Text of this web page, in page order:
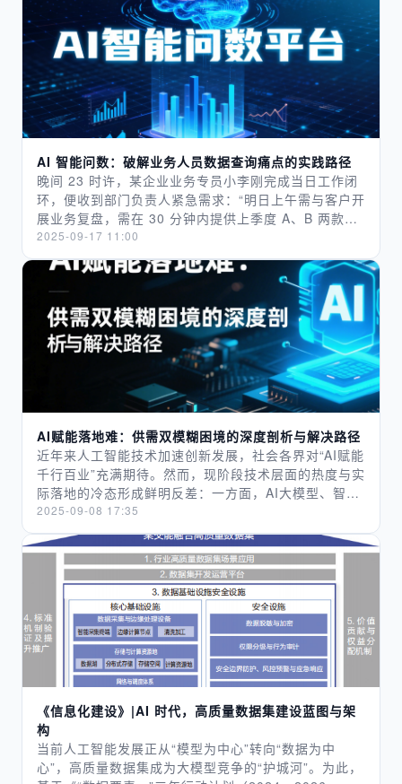
从热捧到遇冷的轨迹。为什么曾经被寄予厚望的 AI 问
数，也渐渐提不起老板们的兴趣？是技术本身不行，还
是企业对它的期待与现实脱了节？我们不妨顺着当初分
析 “数据治理遇冷” 的思路，看看 AI 问数背后的困境与
转机。​ 01 听腻的 “便利” 故事，撑不起真实需求​ “不用
技术人员帮忙，自己就能查数据”“不用等报表，实时出
结果”—— 这些关于 AI 问数的 “便利” 故事，和当年
了陈词滥调。​更让老板们失望的是，不少企业花了钱引
入 AI 问数系统后，发现现实远不如宣传：业务人员确
实不用写 SQL 了，但 “怎么问才能得到准确结果” 又成
了新难题 —— 问得太笼统，系统答非所问；问得太具
体，又和写代码一样繁琐；好不容易查到数据，要么格
式混乱看不懂，要么和其他部门的数据对不上，最后还
是得找技术人员兜底。​就像当年企业花大价钱做数据治
理，结果数据依旧杂乱一样，AI 问数的 “便利” 停留在
了口头上，没解决企业真正的用数痛点。老板们听多了
“画饼”，自然对这套说辞没了兴趣。​ 02 算不清的价值
账，成了立项拦路虎​ 和数据治理面临的 “ROI 迷雾” 一
样，AI 问数也躲不开 “价值量化” 的难题。老板们愿意
花钱，但得知道花出去的钱能带来什么具体回报。​可实
际情况是，企业引入 AI 问数后，很难说清它到底创造
了多少价值：财务依旧用 Excel 做核算，因为 AI 问数
导出的数据还得手动调整；运营分析指标，还是会因为
部门口径不一产生争议，AI 问数没能统一标准；原本期
待它能加速决策，结果业务人员还是得反复确认数据准
确性，决策周期没缩短多少。​在 “降本增效” 成了企业
—— 比如 “每月减少多少技术支持工时”“帮助业务部门
多创造多少营收”，老板们自然不愿轻易点头立项，预算
申请也屡屡卡在 “说不清楚价值” 这一关。​ 03 新技术分
流注意力，AI 问数失了 “新鲜感”​ 就像当年 AI 兴起让
数据治理失宠一样，如今生成式 AI、AI Agent 等新技
术的火热，也分走了老板们对 AI 问数的关注。​相比 AI
问数 “只能查数据、做基础分析” 的定位，新技术的故
事显然更吸引人：“AI 能自动写文案、做设计，直接减
几倍”—— 这些说法听起来更 “颠覆性”，也更能让老板
们看到 “快速见效” 的可能。 ​而 AI 问数呢？既没有数
据治理 “数字化基石” 的宏大定位，也没有新技术 “颠覆
业务” 的吸睛亮点，卡在中间成了 “尴尬的存在”。老板
AI 智能问数：破解业务人员数据查询痛点的实践路径​
晚间 23 时许，某企业业务专员小李刚完成当日工作闭
环，便收到部门负责人紧急需求：“明日上午需与客户开
展业务复盘，需在 30 分钟内提供上季度 A、B 两款核
心产品在华南、西南区域的销售额数据及同比增幅，用
于汇报材料编制。”​ 接到需求后，小李迅速启动数据查
询流程。在传统工作模式下，此类紧急需求需协调 IT
部门编写 SQL 语句、从数据库提取数据，再通过
Excel 进行格式规整与计算，全流程耗时通常超过 2 小
时，加班已成必然。但依托当前企业部署的 AI 智能问
数工具，小李仅在系统对话界面输入需求指令：“汇总上
季度 A、B 产品在华南、西南区域的销售额，计算同比
变化，以表格及柱状图形式呈现结果”。​ 指令提交后，
系统响应耗时不足 3 秒，便生成结构化结果：不仅清晰
出可视化柱状对比图，还附带关键业务洞察 ——“A 产
品在西南区域同比增长 23%，为当期增长最快的细分板
块”。小李快速核验数据准确性后导出成果，高效完成需
求交付，避免了额外加班。​ 然而，并非所有企业的 AI
智能问数项目均能实现此类价值。据2025年行业报告，
约 65% 的企业在 AI 问数工具部署后，因数据准确性不
足、业务适配性差等问题，未能达到预期效率提升目
标。结合实践经验，企业若想让 AI 智能问数真正落地
见效，需聚焦技术选型、基础准备、落地推广三大核心
环节，规避常见风险。​ 一、技术选型：优先保障准确
性，平衡灵活性与可靠性​ 当前 AI 智能问数领域存在两
种主流技术路径，其应用效果差异显著，企业需结合业
务需求审慎选择：​ 其一为 Text2SQL 技术路径，依托
AI 模型实时将自然语言转换为 SQL 查询语句，具备需
求响应灵活性高的特点，可处理未预定义的查询场景。
但实践中存在明显短板：模型易出现 “数据幻觉”，即生
成逻辑看似合理但结果错误的 SQL 语句。例如某企业
曾出现 “查询近 3 个月销售总额” 却返回 “近 3 年数据”
2025-09-17 11:00
AI赋能落地难：供需双模糊困境的深度剖析与解决路径
近年来人工智能技术加速创新发展，社会各界对“AI赋能
千行百业”充满期待。然而，现阶段技术层面的热度与实
际落地的冷态形成鲜明反差：一方面，AI大模型、智能
算法等技术持续迭代，成为产业创新的热门方向；另一
方面，当技术试图深入制造业、医疗、教育等具体领域
时，却常陷入“不知需求在哪、不知如何适配”的困境。
这种“供需双模糊”并非偶然，而是技术革命与产业转型
不同步的阶段性产物——技术供给的泛化性与产业需求
的特异性碰撞，传统供需对接逻辑失效，最终形成“需求
说不清、供给不对路、匹配无标准”的三重困境。深入剖
析这一困境的本质与成因，探索系统性破局路径，是推
动AI从“技术概念”走向“产业价值”的关键。 供需双模糊
的现实图景：三个维度的核心矛盾 供需双模糊的本质，
知断层与能力错位，具体呈现为三个维度的核心矛盾。
1 需求端--“抽象诉求”与“具体落地”的断层 需求端的模
糊性，根源在于“需求表达能力”与“技术落地要求”的不
匹配。产业界对AI的需求往往停留在“降本增效”“提升质
2025-09-08 17:35
《信息化建设》|AI 时代，高质量数据集建设蓝图与架
构
当前人工智能发展正从“模型为中心”转向“数据为中
心”，高质量数据集成为大模型竞争的“护城河”。为此，